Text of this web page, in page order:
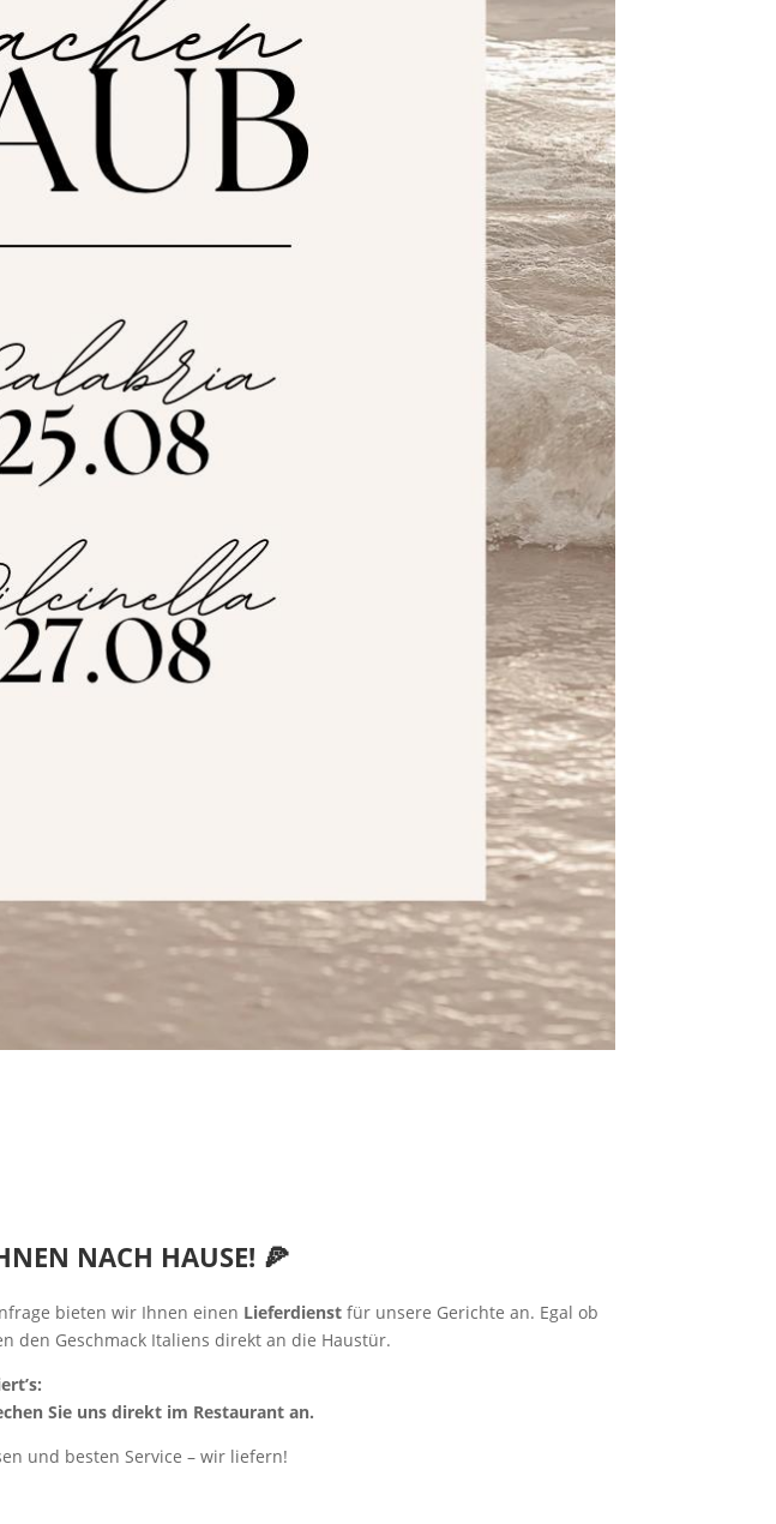
NACH HAUSE! 🍕
bieten wir Ihnen einen Lieferdienst für unsere Gerichte an. Egal ob
den Geschmack Italiens direkt an die Haustür.
Sie uns direkt im Restaurant an.
und besten Service – wir liefern!